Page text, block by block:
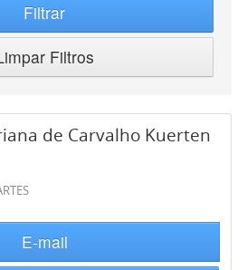
Filtrar
Filtros
de Carvalho Kuerten
E-mail